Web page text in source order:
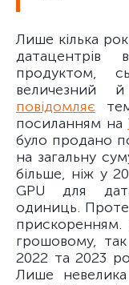
Лише кілька
датацентрів
продуктом,
величезний
повідомляє
посиланням на
було продано
на загальну
більше, ніж у
GPU для
одиниць.
грошовому,
2022 та 2023
Лише